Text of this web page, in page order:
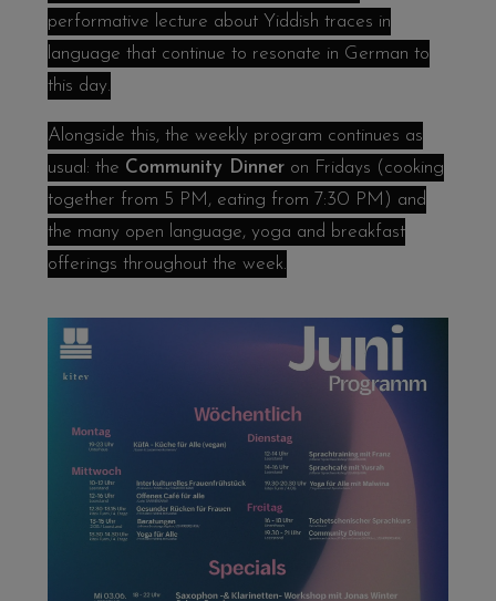
performative lecture about Yiddish traces in
language that continue to resonate in German to
this day.
Alongside this, the weekly program continues as
usual: the Community Dinneron Fridays (cooking
together from 5 PM, eating from 7:30 PM) and
the many open language, yoga and breakfast
offerings throughout the week.